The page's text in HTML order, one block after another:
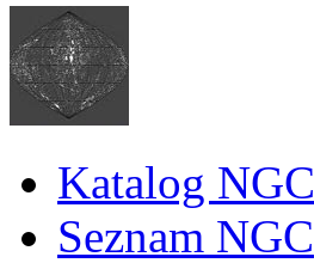
Katalog NGC
Seznam NGC